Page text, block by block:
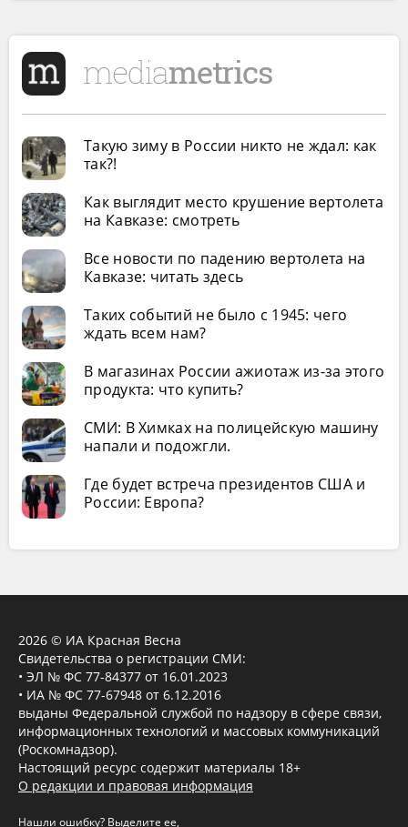
Такую зиму в России никто не ждал: как
так?!
Как выглядит место крушение вертолета
на Кавказе: смотреть
Все новости по падению вертолета на
Кавказе: читать здесь
Таких событий не было с 1945: чего
ждать всем нам?
В магазинах России ажиотаж из-за этого
продукта: что купить?
СМИ: В Химках на полицейскую машину
напали и подожгли.
Где будет встреча президентов США и
России: Европа?
2026 © ИА Красная Весна
Свидетельства о регистрации СМИ:
• ЭЛ № ФС 77-84377 от 16.01.2023
• ИА № ФС 77-67948 от 6.12.2016
выданы Федеральной службой по надзору в сфере связи,
информационных технологий и массовых коммуникаций
(Роскомнадзор).
Настоящий ресурс содержит материалы 18+
О редакции и правовая информация
Нашли ошибку? Выделите ее,